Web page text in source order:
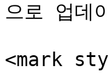
으로 업데
<mark